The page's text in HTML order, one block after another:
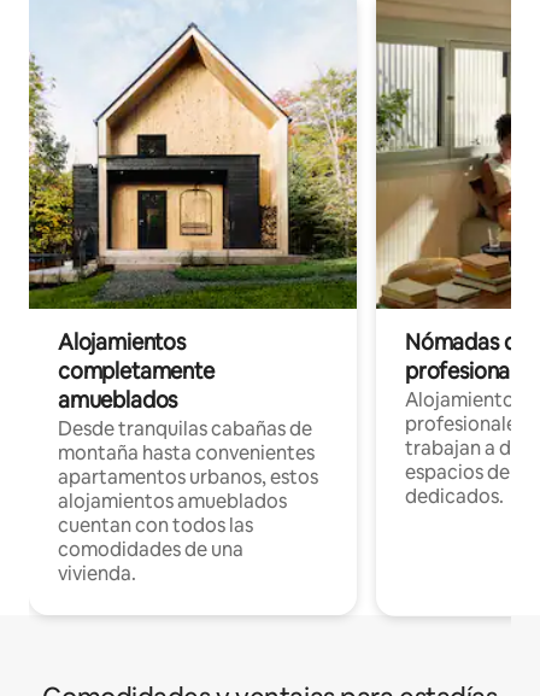
Alojamientos
completamente
amueblados
Desde tranquilas cabañas de
montaña hasta convenientes
apartamentos urbanos, estos
alojamientos amueblados
cuentan con todos las
comodidades de una
vivienda.
Nómadas
Alojamientos
profesionales
trabajan a
espacios de
dedicados.